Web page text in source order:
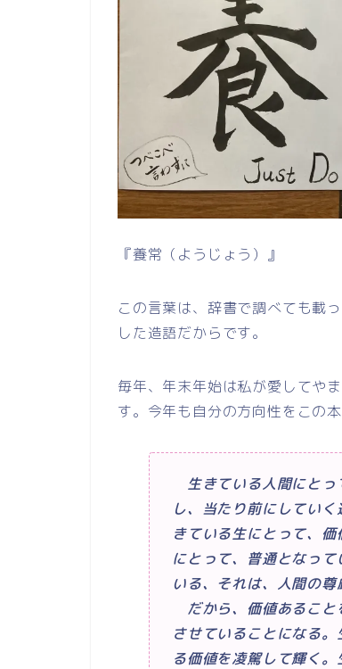
『養常（ようじょう）』
この言葉は、辞書で調べても載
した造語だからです。
毎年、年末年始は私が愛してや
す。今年も自分の方向性をこの
生きている人間にと
し、当たり前にしてい
きている生にとって、
にとって、普通となっ
いる、それは、人間の尊
だから、価値あること
させていることになる
る価値を凌駕して輝く